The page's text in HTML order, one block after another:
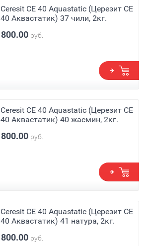
Ceresit СЕ 40 Aquastatic (Церезит СЕ
40 Аквастатик) 37 чили, 2кг.
800.00 руб.
Ceresit СЕ 40 Aquastatic (Церезит СЕ
40 Аквастатик) 40 жасмин, 2кг.
800.00 руб.
Ceresit СЕ 40 Aquastatic (Церезит СЕ
40 Аквастатик) 41 натура, 2кг.
800.00 руб.